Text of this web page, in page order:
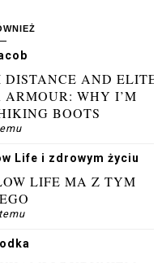
AND ELITE
WHY I’M
BOOTS
Life i zdrowym życiu
LIFE MA Z TYM